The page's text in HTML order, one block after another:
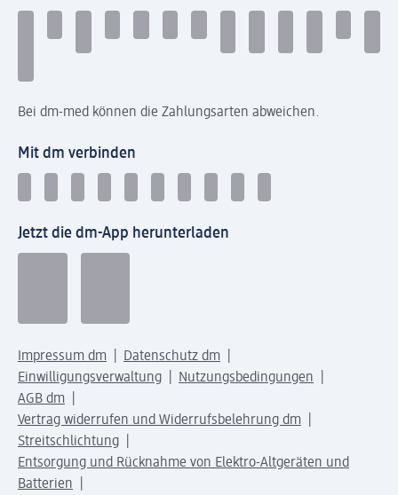
Bei dm-med können die Zahlungsarten abweichen.
Mit dm verbinden
Jetzt die dm-App herunterladen
Impressum dm
Datenschutz dm
Einwilligungsverwaltung
Nutzungsbedingungen
AGB dm
Vertrag widerrufen und Widerrufsbelehrung dm
Streitschlichtung
Entsorgung und Rücknahme von Elektro-Altgeräten und
Batterien